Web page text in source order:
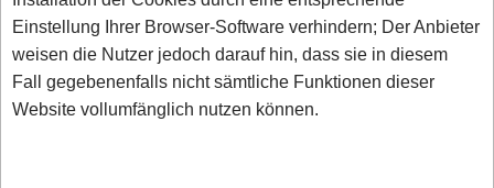
Einstellung Ihrer Browser-Software verhindern; Der Anbieter
weisen die Nutzer jedoch darauf hin, dass sie in diesem
Fall gegebenenfalls nicht sämtliche Funktionen dieser
Website vollumfänglich nutzen können.